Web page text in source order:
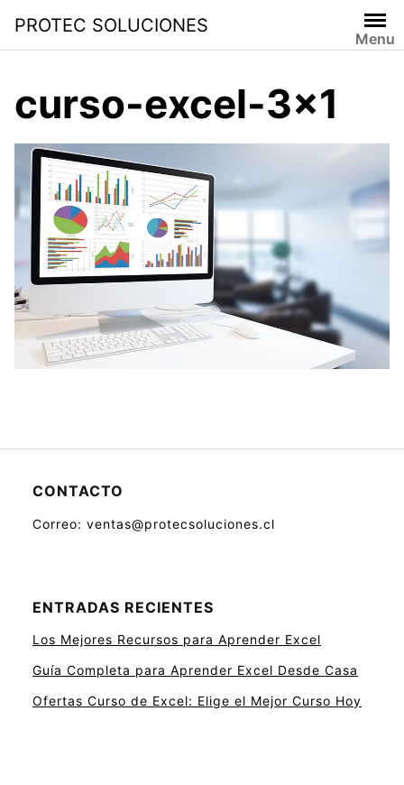
PROTEC SOLUCIONES
Menu
curso-excel-3×1
CONTACTO
Correo: ventas@protecsoluciones.cl
ENTRADAS RECIENTES
Los Mejores Recursos para Aprender Excel
Guía Completa para Aprender Excel Desde Casa
Ofertas Curso de Excel: Elige el Mejor Curso Hoy